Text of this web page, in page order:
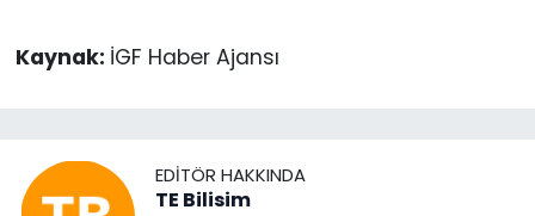
Kaynak: İGF Haber Ajansı
EDITÖR HAKKINDA
TE Bilisim